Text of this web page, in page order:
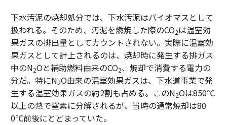
下水汚泥の焼却処分では、下水汚泥はバイオマスとして
扱われる。そのため、汚泥を燃焼した際のCO2は温室効
果ガスの排出量としてカウントされない。実際に温室効
果ガスとして計上されるのは、焼却時に発生する排ガス
中のN2Oと補助燃料由来のCO2、焼却で消費する電力の
分だ。特にN2O由来の温室効果ガスは、下水道事業で発
生する温室効果ガスの約2割も占める。このN2Oは850℃
以上の熱で窒素に分解されるが、当時の通常焼却は80
0℃前後にとどまっていた。